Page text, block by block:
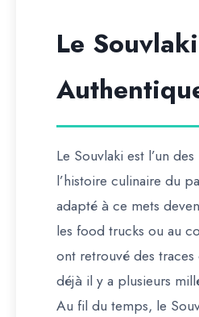
Le
Le Souvlaki est l’un
l’histoire culinaire du
adapté à ce mets
les food trucks ou au
ont retrouvé des
déjà il y a plusieurs
Au fil du temps, le